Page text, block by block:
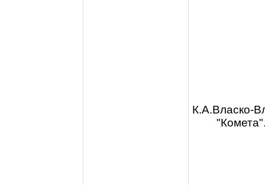
К.А.Власко-